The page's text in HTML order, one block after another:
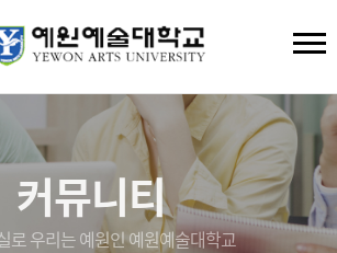
커뮤니티
로 우리는 예원인 예원예술대학교